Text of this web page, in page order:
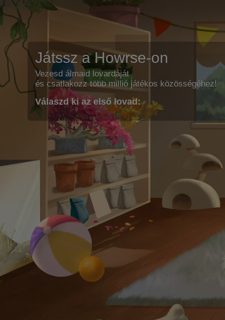
Játssz a Howrse-on
Vezesd álmaid lovardáját
és csatlakozz több millió játékos közösségéhez!
Válaszd ki az első lovad: